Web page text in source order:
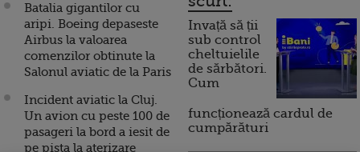
Batalia gigantilor cu
aripi. Boeing depaseste
Airbus la valoarea
comenzilor obtinute la
Salonul aviatic de la Paris
Incident aviatic la Cluj.
Un avion cu peste 100 de
pasageri la bord a iesit de
pe pista la aterizare
Invață să ții
sub control
cheltuielile
de sărbători.
Cum
funcționează cardul de
cumpărături